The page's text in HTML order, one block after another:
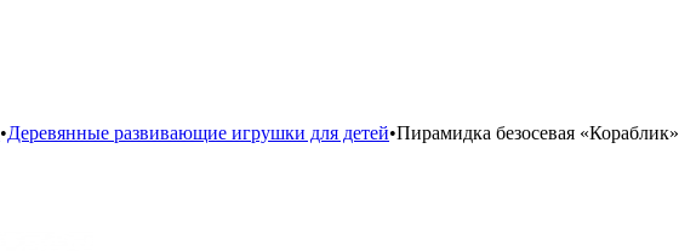
•Деревянные развивающие игрушки для детей•Пирамидка безосевая «Кораблик»